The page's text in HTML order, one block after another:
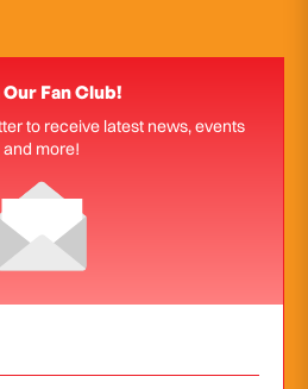
Fan Club!
to receive latest news, events
and more!